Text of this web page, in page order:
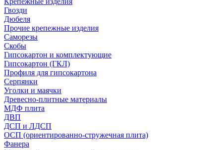
Гвозди
Дюбеля
Прочие крепежные изделия
Саморезы
Скобы
Гипсокартон и комплектующие
Гипсокартон (ГКЛ)
Профиля для гипсокартона
Серпянки
Уголки и маячки
Древесно-плитные материалы
МДФ плита
ДВП
ДСП и ЛДСП
ОСП (ориентированно-стружечная плита)
Фанера